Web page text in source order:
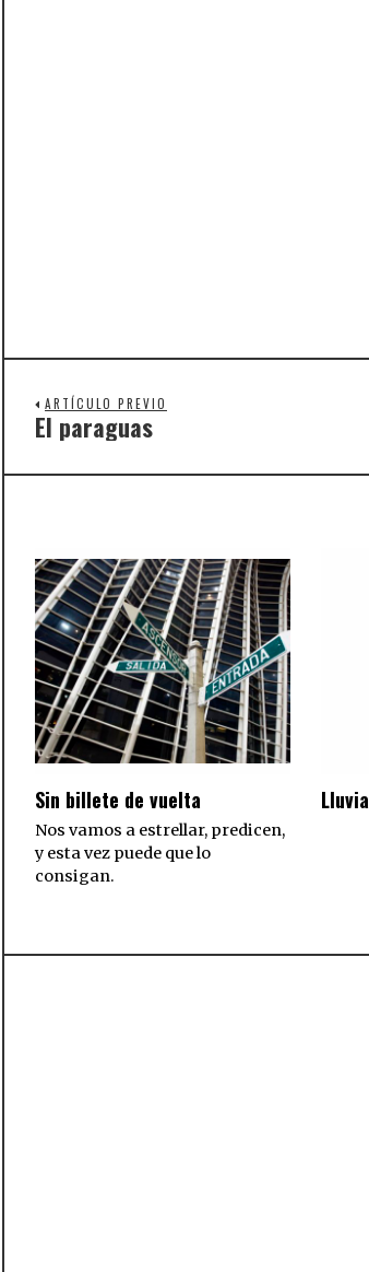
ARTÍCULO PREVIO
Previous
El paraguas
Sin billete de vuelta
Nos vamos a estrellar, predicen,
y esta vez puede que lo
consigan.
Lluvia